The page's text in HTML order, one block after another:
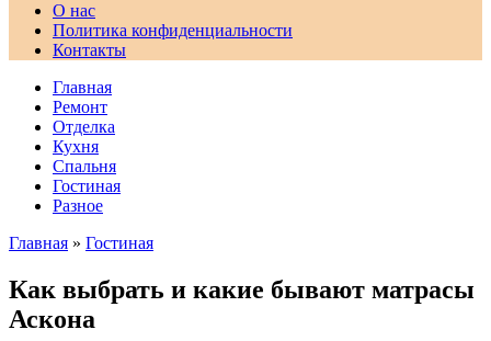
О нас
Политика конфиденциальности
Контакты
Главная
Ремонт
Отделка
Кухня
Спальня
Гостиная
Разное
Главная » Гостиная
Как выбрать и какие бывают матрасы
Аскона